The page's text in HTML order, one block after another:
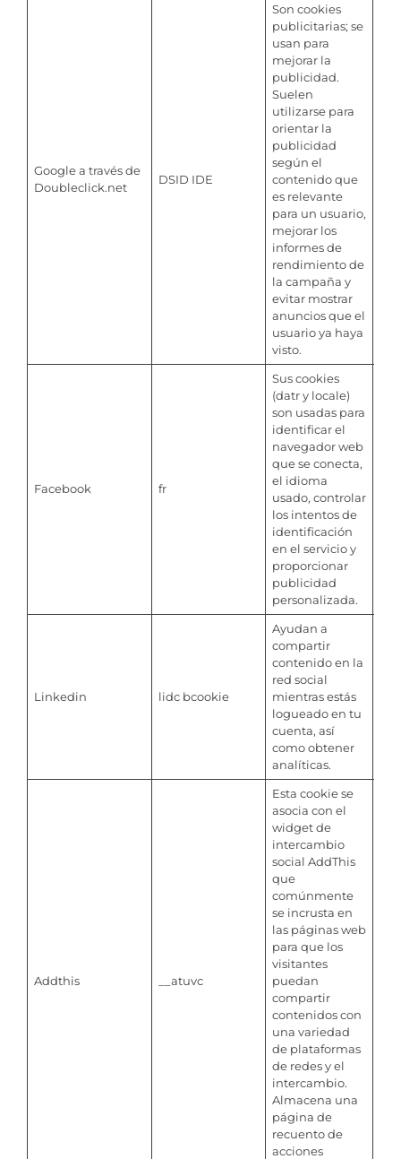
Google a través de
Doubleclick.net
DSID IDE
Son cookies
publicitarias; se
usan para
mejorar la
publicidad.
Suelen
utilizarse para
orientar la
publicidad
según el
contenido que
es relevante
para un usuario,
mejorar los
informes de
rendimiento de
la campaña y
evitar mostrar
anuncios que el
usuario ya haya
visto.
Facebook fr
Sus cookies
(datr y locale)
son usadas para
identificar el
navegador web
que se conecta,
el idioma
usado, controlar
los intentos de
identificación
en el servicio y
proporcionar
publicidad
personalizada.
Linkedin lidc bcookie
Ayudan a
compartir
contenido en la
red social
mientras estás
logueado en tu
cuenta, así
como obtener
analíticas.
Addthis __atuvc
Esta cookie se
asocia con el
widget de
intercambio
social AddThis
que
comúnmente
se incrusta en
las páginas web
para que los
visitantes
puedan
compartir
contenidos con
una variedad
de plataformas
de redes y el
intercambio.
Almacena una
página de
recuento de
acciones